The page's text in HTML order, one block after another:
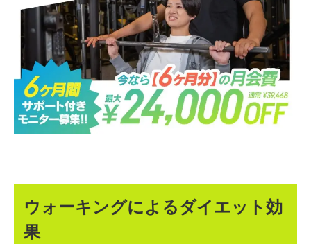
ウォーキングによるダイエット効
果